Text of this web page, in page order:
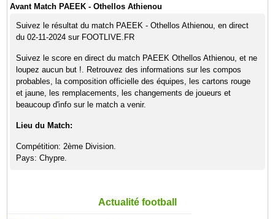
Avant Match PAEEK - Othellos Athienou
Suivez le résultat du match PAEEK - Othellos Athienou, en direct
du 02-11-2024 sur FOOTLIVE.FR
Suivez le score en direct du match PAEEK Othellos Athienou, et ne
loupez aucun but !. Retrouvez des informations sur les compos
probables, la composition officielle des équipes, les cartons rouge
et jaune, les remplacements, les changements de joueurs et
beaucoup d'info sur le match a venir.
Lieu du Match:
Compétition: 2ème Division.
Pays: Chypre.
Actualité football